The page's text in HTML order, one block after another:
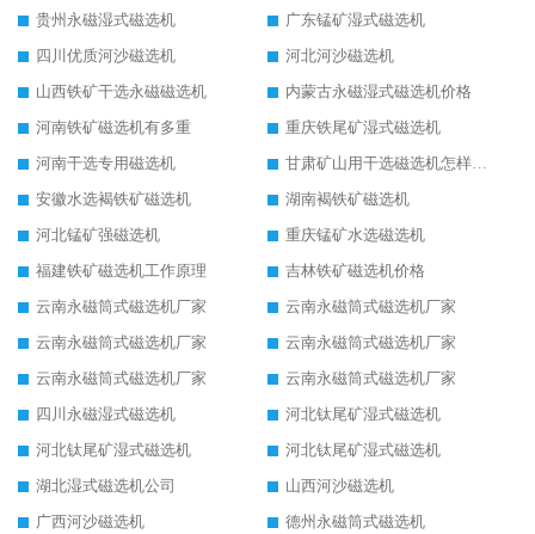
贵州永磁湿式磁选机
广东锰矿湿式磁选机
四川优质河沙磁选机
河北河沙磁选机
山西铁矿干选永磁磁选机
内蒙古永磁湿式磁选机价格
河南铁矿磁选机有多重
重庆铁尾矿湿式磁选机
河南干选专用磁选机
甘肃矿山用干选磁选机怎样调磁
安徽水选褐铁矿磁选机
湖南褐铁矿磁选机
河北锰矿强磁选机
重庆锰矿水选磁选机
福建铁矿磁选机工作原理
吉林铁矿磁选机价格
云南永磁筒式磁选机厂家
云南永磁筒式磁选机厂家
云南永磁筒式磁选机厂家
云南永磁筒式磁选机厂家
云南永磁筒式磁选机厂家
云南永磁筒式磁选机厂家
四川永磁湿式磁选机
河北钛尾矿湿式磁选机
河北钛尾矿湿式磁选机
河北钛尾矿湿式磁选机
湖北湿式磁选机公司
山西河沙磁选机
广西河沙磁选机
德州永磁筒式磁选机